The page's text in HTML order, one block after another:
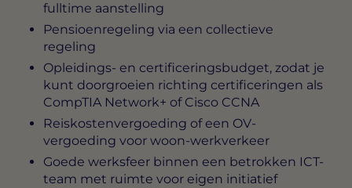
fulltime aanstelling
Pensioenregeling via een collectieve
regeling
Opleidings- en certificeringsbudget, zodat je
kunt doorgroeien richting certificeringen als
CompTIA Network+ of Cisco CCNA
Reiskostenvergoeding of een OV-
vergoeding voor woon-werkverkeer
Goede werksfeer binnen een betrokken ICT-
team met ruimte voor eigen initiatief